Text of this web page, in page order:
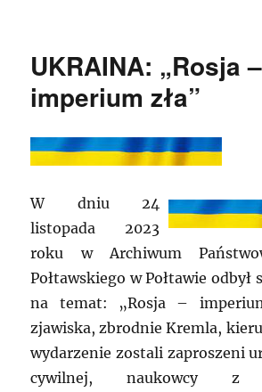
UKRAINA: „Rosja –
imperium zła”
W dniu 24
listopada 2023
roku w Archiwum
Połtawskiego w Połtawie odbył
na temat: „Rosja –
zjawiska, zbrodnie Kremla,
wydarzenie zostali zaproszeni
cywilnej, naukowcy z